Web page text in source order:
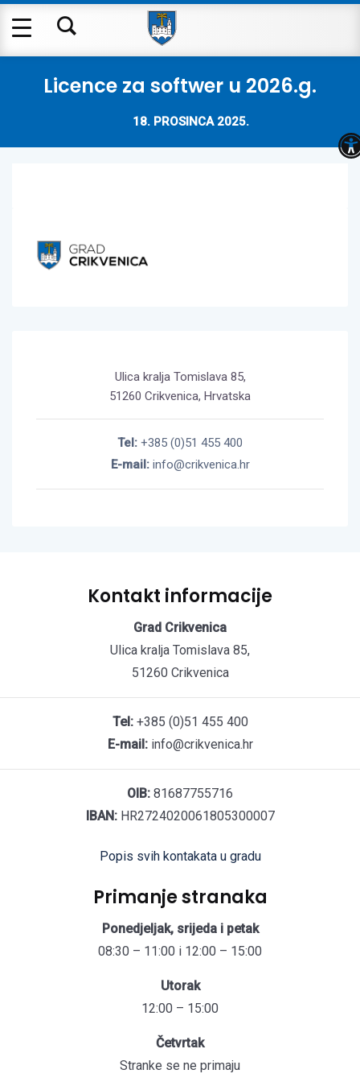
Licence za softwer u 2026.g.
18. PROSINCA 2025.
Ulica kralja Tomislava 85,
51260 Crikvenica, Hrvatska
Tel: +385 (0)51 455 400
E-mail:info@crikvenica.hr
Kontakt informacije
Grad Crikvenica
Ulica kralja Tomislava 85,
51260 Crikvenica
Tel:+385 (0)51 455 400
E-mail:info@crikvenica.hr
OIB: 81687755716
IBAN:HR2724020061805300007
Popis svih kontakata u gradu
Primanje stranaka
Ponedjeljak, srijeda i petak
08:30 – 11:00 i 12:00 – 15:00
Utorak
12:00 – 15:00
Četvrtak
Stranke se ne primaju